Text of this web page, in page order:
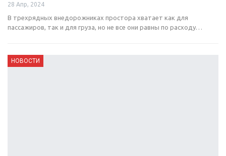
28 Апр, 2024
В трехрядных внедорожниках простора хватает как для
пассажиров, так и для груза, но не все они равны по расходу…
НОВОСТИ